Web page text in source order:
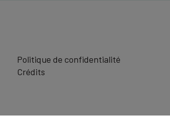
Politique de confidentialité
Crédits